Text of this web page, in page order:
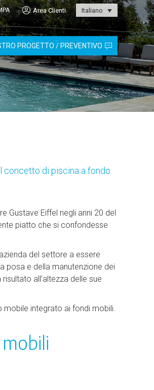
Area Clienti Italiano
PROGETTO / PREVENTIVO
concetto di piscina a fondo
Gustave Eiffel negli anni 20 del
piatto che si confondesse
del settore a essere
posa e della manutenzione dei
all’altezza delle sue
integrato ai fondi mobili.